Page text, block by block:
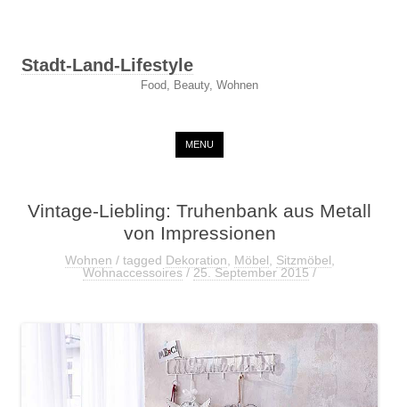
Stadt-Land-Lifestyle
Food, Beauty, Wohnen
MENU
Vintage-Liebling: Truhenbank aus Metall
von Impressionen
Wohnen / tagged Dekoration Möbel Sitzmöbel
Wohnaccessoires/25. September 2015/